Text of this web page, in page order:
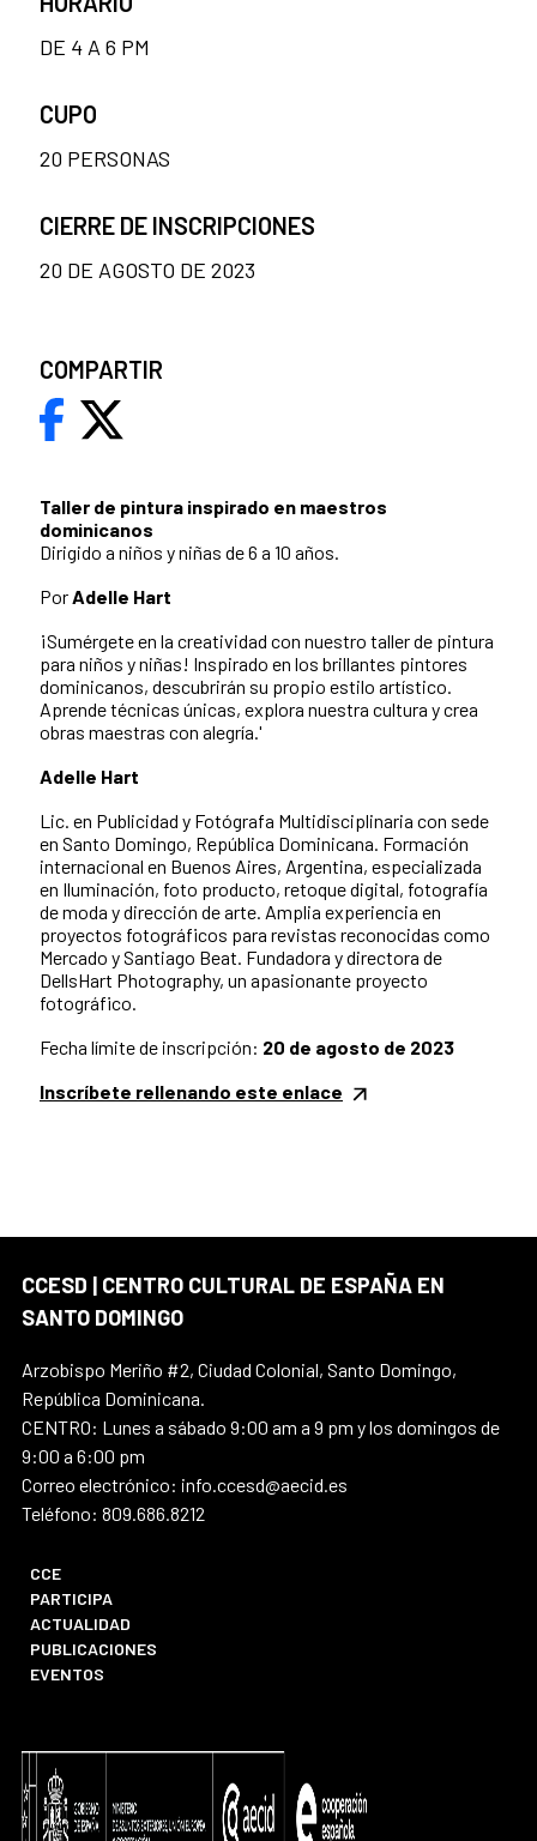
Taller de pintura inspirado en maestros
dominicanos
Dirigido a niños y niñas de 6 a 10 años.
PorAdelle Hart
¡Sumérgete en la creatividad con nuestro taller de pintura
para niños y niñas! Inspirado en los brillantes pintores
dominicanos, descubrirán su propio estilo artístico.
Aprende técnicas únicas, explora nuestra cultura y crea
obras maestras con alegría.'
Adelle Hart
Lic. en Publicidad y Fotógrafa Multidisciplinaria con sede
en Santo Domingo, República Dominicana. Formación
internacional en Buenos Aires, Argentina, especializada
en Iluminación, foto producto, retoque digital, fotografía
de moda y dirección de arte. Amplia experiencia en
proyectos fotográficos para revistas reconocidas como
Mercado y Santiago Beat. Fundadora y directora de
DellsHart Photography, un apasionante proyecto
fotográfico.
Fecha límite de inscripción: 20 de agosto de 2023
Inscríbete rellenando este enlace
DE 4 A 6 PM
CUPO
20 PERSONAS
CIERRE DE INSCRIPCIONES
20 DE AGOSTO DE 2023
COMPARTIR
CCESD | CENTRO CULTURAL DE ESPAÑA EN
SANTO DOMINGO
Arzobispo Meriño #2, Ciudad Colonial, Santo Domingo,
República Dominicana.
CENTRO: Lunes a sábado 9:00 am a 9 pm y los domingos de
9:00 a 6:00 pm
Correo electrónico: info.ccesd@aecid.es
Teléfono: 809.686.8212
CCE
PARTICIPA
ACTUALIDAD
PUBLICACIONES
EVENTOS